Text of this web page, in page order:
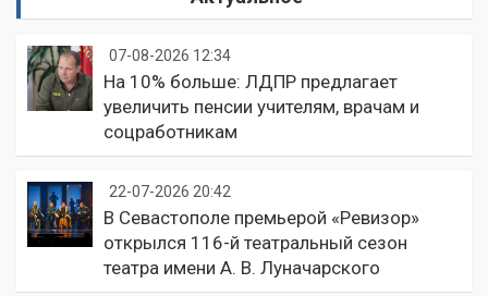
07-08-2026 12:34
На 10% больше: ЛДПР предлагает
увеличить пенсии учителям, врачам и
соцработникам
22-07-2026 20:42
В Севастополе премьерой «Ревизор»
открылся 116-й театральный сезон
театра имени А. В. Луначарского